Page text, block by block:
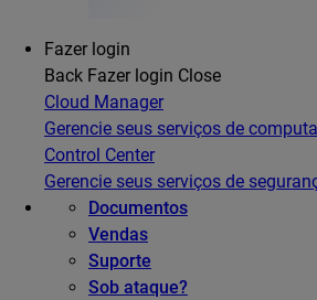
Fazer login
Back Fazer login Close
Cloud Manager
Gerencie seus serviços de
Control Center
Gerencie seus serviços de
Documentos
Vendas
Suporte
Sob ataque?